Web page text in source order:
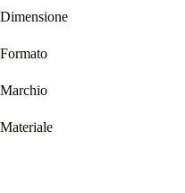
Dimensione
Formato
Marchio
Materiale